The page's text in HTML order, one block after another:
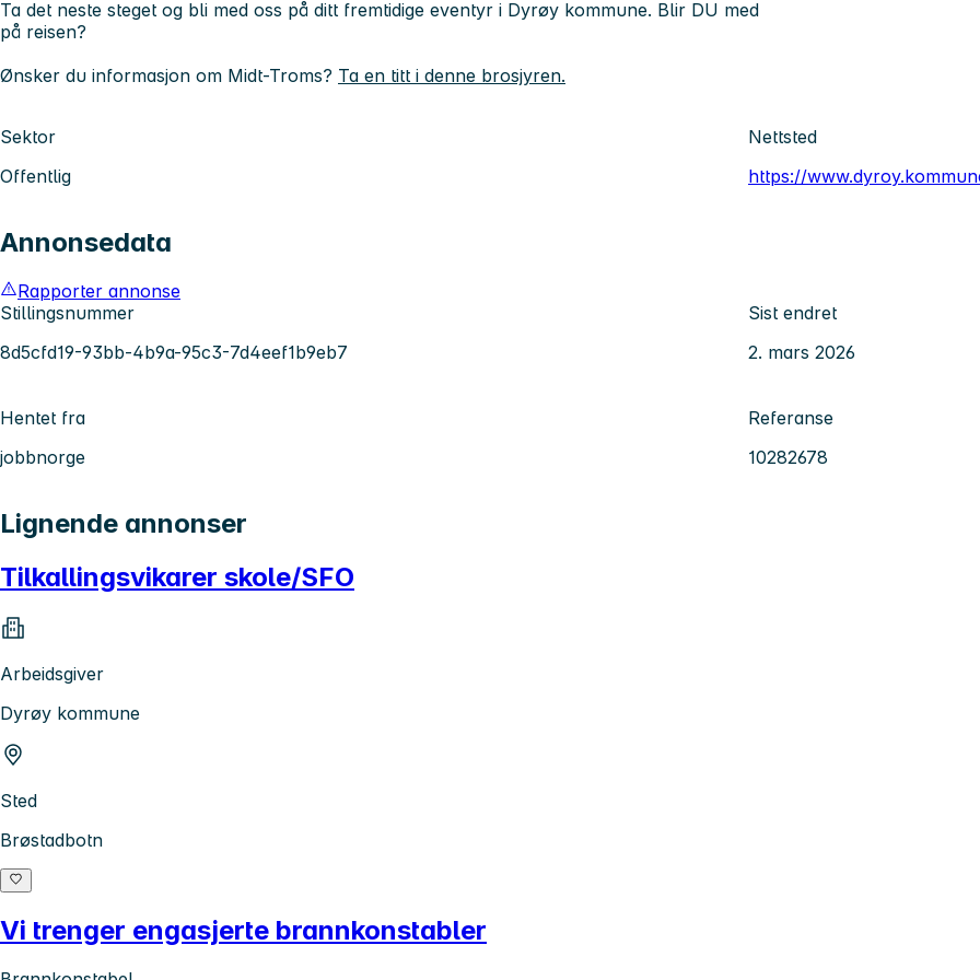
Ta det neste steget og bli med oss på ditt fremtidige eventyr i Dyrøy kommune. Blir DU med
på reisen?
Ønsker du informasjon om Midt-Troms? Ta en titt i denne brosjyren.
Sektor
Offentlig
Nettsted
https://
Annonsedata
Rapporter annonse
Stillingsnummer
8d5cfd19-93bb-4b9a-95c3-7d4eef1b9eb7
Sist endret
2. mars 2026
Hentet fra
jobbnorge
Referanse
10282678
Lignende annonser
Tilkallingsvikarer skole/SFO
Arbeidsgiver
Dyrøy kommune
Sted
Brøstadbotn
Vi trenger engasjerte brannkonstabler